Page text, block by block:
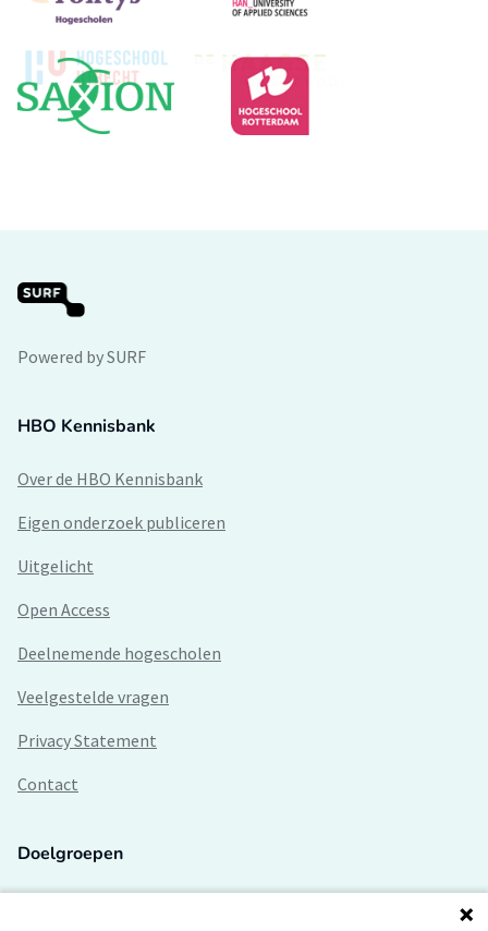
Powered by SURF
HBO Kennisbank
Over de HBO Kennisbank
Eigen onderzoek publiceren
Uitgelicht
Open Access
Deelnemende hogescholen
Veelgestelde vragen
Privacy Statement
Contact
Doelgroepen